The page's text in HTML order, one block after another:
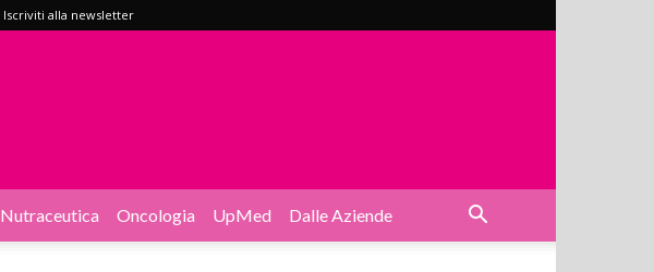
Iscriviti alla newsletter
Nutraceutica Oncologia UpMed Dalle Aziende